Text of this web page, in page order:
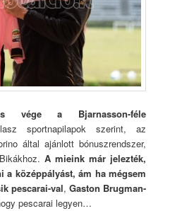
a Bjarnasson-féle
sportnapilapok szerint, az
által ajánlott bónuszrendszer,
A mieink már jelezték,
középpályást, ám ha mégsem
pescarai-val, Gaston Brugman-
pescarai legyen…